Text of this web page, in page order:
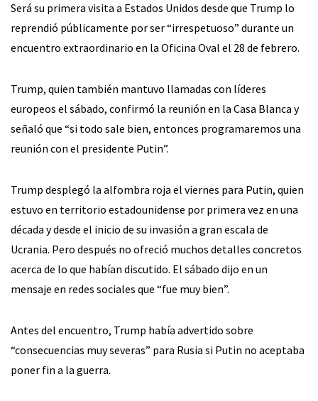
Será su primera visita a Estados Unidos desde que Trump lo
reprendió públicamente por ser “irrespetuoso” durante un
encuentro extraordinario en la Oficina Oval el 28 de febrero.
Trump, quien también mantuvo llamadas con líderes
europeos el sábado, confirmó la reunión en la Casa Blanca y
señaló que “si todo sale bien, entonces programaremos una
reunión con el presidente Putin”.
Trump desplegó la alfombra roja el viernes para Putin, quien
estuvo en territorio estadounidense por primera vez en una
década y desde el inicio de su invasión a gran escala de
Ucrania. Pero después no ofreció muchos detalles concretos
acerca de lo que habían discutido. El sábado dijo en un
mensaje en redes sociales que “fue muy bien”.
Antes del encuentro, Trump había advertido sobre
“consecuencias muy severas” para Rusia si Putin no aceptaba
poner fin a la guerra.